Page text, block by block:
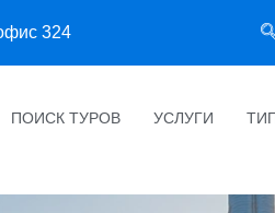
324
ПОИСК ТУРОВ УСЛУГИ